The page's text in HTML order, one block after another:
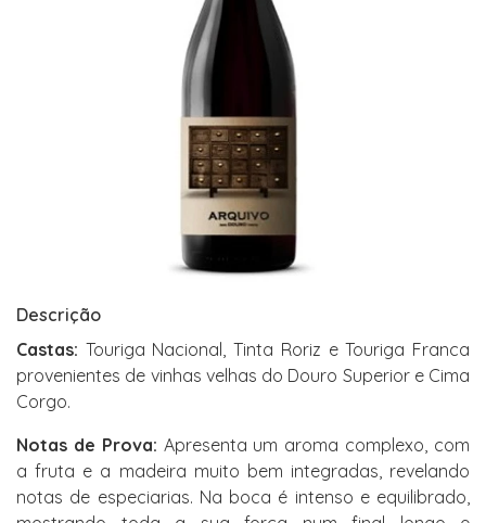
Descrição
Castas: Touriga Nacional, Tinta Roriz e Touriga Franca
provenientes de vinhas velhas do Douro Superior e Cima
Corgo.
Notas de Prova: Apresenta um aroma complexo, com
a fruta e a madeira muito bem integradas, revelando
notas de especiarias. Na boca é intenso e equilibrado,